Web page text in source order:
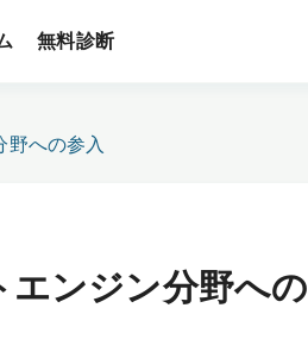
無料診断
野への参入
エンジン分野への